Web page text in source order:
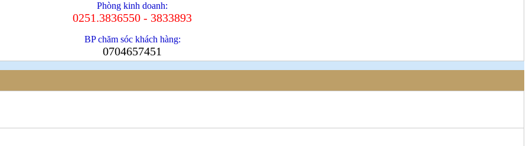
Phòng kinh doanh:
0251.3836550 - 3833893
BP chăm sóc khách hàng:
0704657451